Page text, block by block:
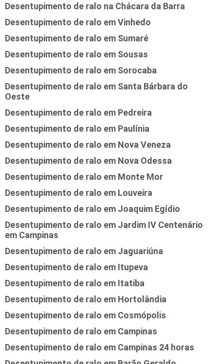
Desentupimento de ralo na Chácara da Barra
Desentupimento de ralo em Vinhedo
Desentupimento de ralo em Sumaré
Desentupimento de ralo em Sousas
Desentupimento de ralo em Sorocaba
Desentupimento de ralo em Santa Bárbara do
Oeste
Desentupimento de ralo em Pedreira
Desentupimento de ralo em Paulínia
Desentupimento de ralo em Nova Veneza
Desentupimento de ralo em Nova Odessa
Desentupimento de ralo em Monte Mor
Desentupimento de ralo em Louveira
Desentupimento de ralo em Joaquim Egídio
Desentupimento de ralo em Jardim IV Centenário
em Campinas
Desentupimento de ralo em Jaguariúna
Desentupimento de ralo em Itupeva
Desentupimento de ralo em Itatiba
Desentupimento de ralo em Hortolândia
Desentupimento de ralo em Cosmópolis
Desentupimento de ralo em Campinas
Desentupimento de ralo em Campinas 24 horas